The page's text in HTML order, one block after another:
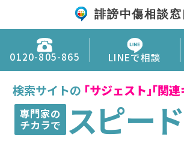
誹謗中傷相談窓
0120-805-865 LINEで相談
検索サイトの「サジェスト」
「関
専門家の
チカラで スピード